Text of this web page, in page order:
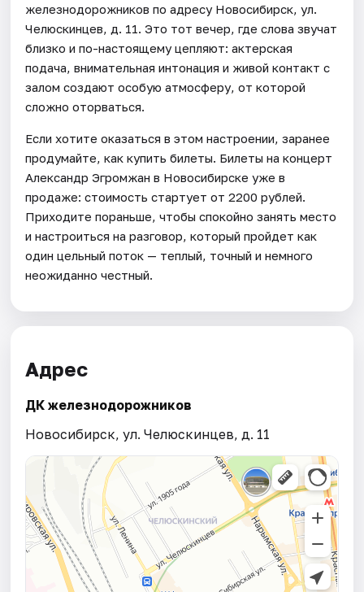
железнодорожников по адресу Новосибирск, ул.
Челюскинцев, д. 11. Это тот вечер, где слова звучат
близко и по-настоящему цепляют: актерская
подача, внимательная интонация и живой контакт с
залом создают особую атмосферу, от которой
сложно оторваться.
Если хотите оказаться в этом настроении, заранее
продумайте, как купить билеты. Билеты на концерт
Александр Эгромжан в Новосибирске уже в
продаже: стоимость стартует от 2200 рублей.
Приходите пораньше, чтобы спокойно занять место
и настроиться на разговор, который пройдет как
один цельный поток — теплый, точный и немного
неожиданно честный.
Адрес
ДК железнодорожников
Новосибирск, ул. Челюскинцев, д. 11